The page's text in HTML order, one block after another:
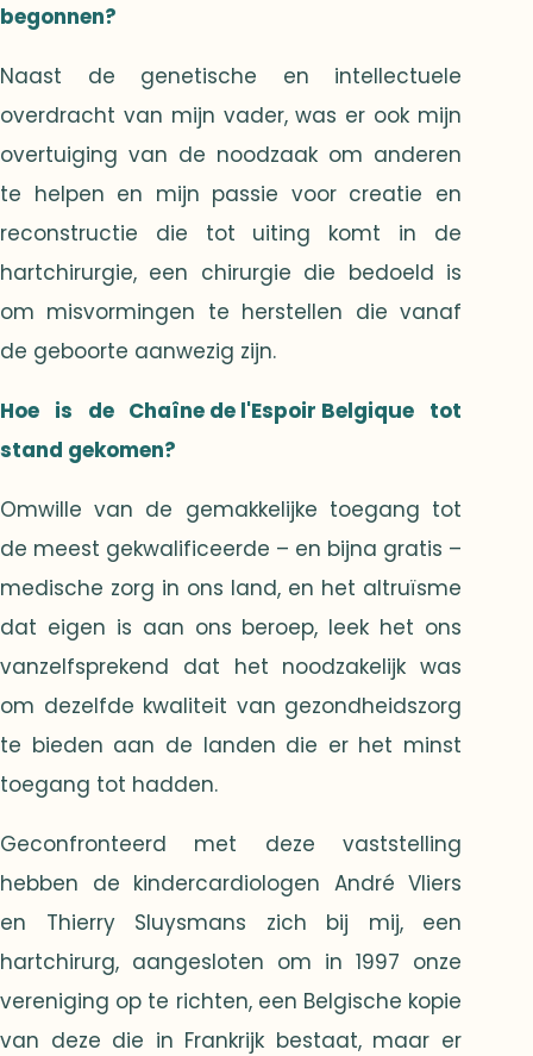
begonnen?
Naast de genetische en intellectuele
overdracht van mijn vader, was er ook mijn
overtuiging van de noodzaak om anderen
te helpen en mijn passie voor creatie en
reconstructie die tot uiting komt in de
hartchirurgie, een chirurgie die bedoeld is
om misvormingen te herstellen die vanaf
de geboorte aanwezig zijn.
Hoe is de Chaîne de l'Espoir Belgique tot
stand gekomen?
Omwille van de gemakkelijke toegang tot
de meest gekwalificeerde – en bijna gratis –
medische zorg in ons land, en het altruïsme
dat eigen is aan ons beroep, leek het ons
vanzelfsprekend dat het noodzakelijk was
om dezelfde kwaliteit van gezondheidszorg
te bieden aan de landen die er het minst
toegang tot hadden.
Geconfronteerd met deze vaststelling
hebben de kindercardiologen André Vliers
en Thierry Sluysmans zich bij mij, een
hartchirurg, aangesloten om in 1997 onze
vereniging op te richten, een Belgische kopie
van deze die in Frankrijk bestaat, maar er